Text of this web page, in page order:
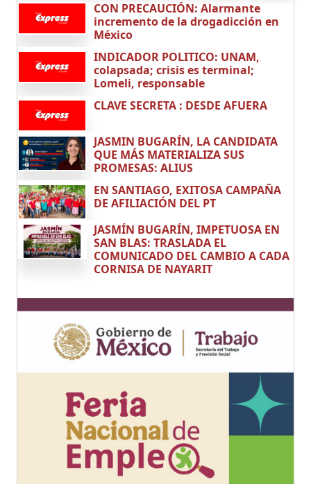
CON PRECAUCIÓN: Alarmante
incremento de la drogadicción en
México
INDICADOR POLITICO: UNAM,
colapsada; crisis es terminal;
Lomeli, responsable
CLAVE SECRETA : DESDE AFUERA
JASMIN BUGARÍN, LA CANDIDATA
QUE MÁS MATERIALIZA SUS
PROMESAS: ALIUS
EN SANTIAGO, EXITOSA CAMPAÑA
DE AFILIACIÓN DEL PT
JASMÍN BUGARÍN, IMPETUOSA EN
SAN BLAS: TRASLADA EL
COMUNICADO DEL CAMBIO A CADA
CORNISA DE NAYARIT